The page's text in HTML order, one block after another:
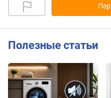
Полезные статьи